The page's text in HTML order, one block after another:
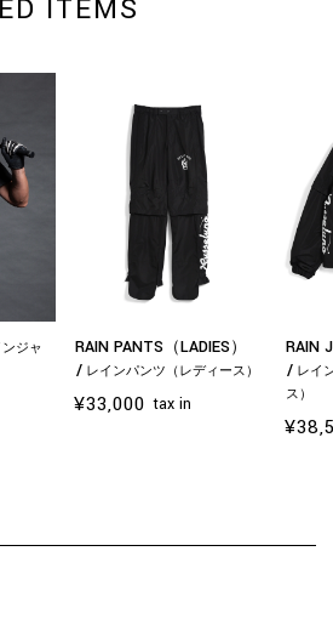
ITEMS
ジャ
RAIN PANTS（LADIES）
レインパンツ（レディース）
¥33,000 tax in
RAIN
レイ
ス）